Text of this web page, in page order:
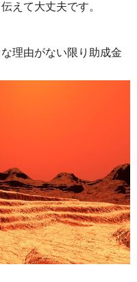
えて大丈夫です。
理由がない限り助成金